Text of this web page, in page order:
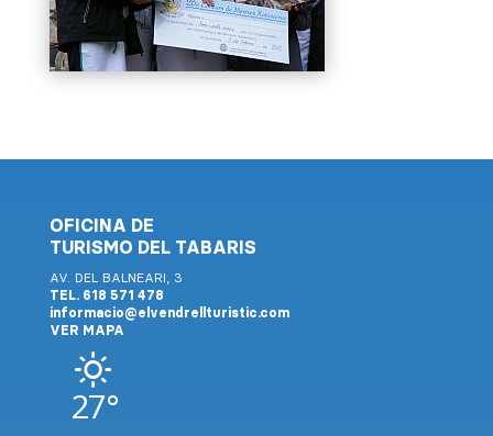
OFICINA DE
TURISMO DEL TABARIS
AV. DEL BALNEARI, 3
TEL. 618 571 478
informacio@elvendrellturistic.com
VER MAPA
27°